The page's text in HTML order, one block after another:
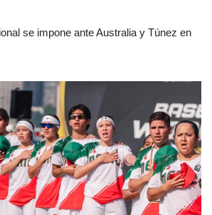
se impone ante Australia y Túnez en